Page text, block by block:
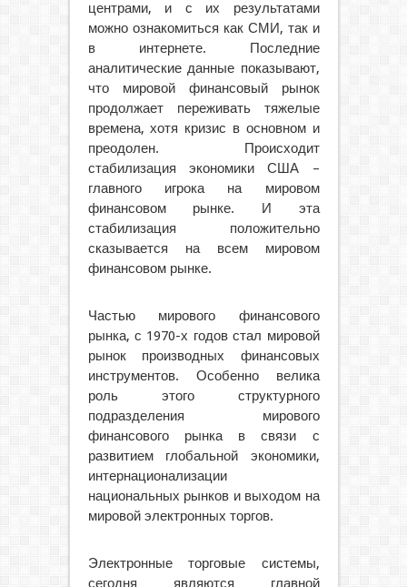
центрами, и с их результатами
можно ознакомиться как СМИ, так и
в интернете. Последние
аналитические данные показывают,
что мировой финансовый рынок
продолжает переживать тяжелые
времена, хотя кризис в основном и
преодолен. Происходит
стабилизация экономики США –
главного игрока на мировом
финансовом рынке. И эта
стабилизация положительно
сказывается на всем мировом
финансовом рынке.
Частью мирового финансового
рынка, с 1970-х годов стал мировой
рынок производных финансовых
инструментов. Особенно велика
роль этого структурного
подразделения мирового
финансового рынка в связи с
развитием глобальной экономики,
интернационализации
национальных рынков и выходом на
мировой электронных торгов.
Электронные торговые системы,